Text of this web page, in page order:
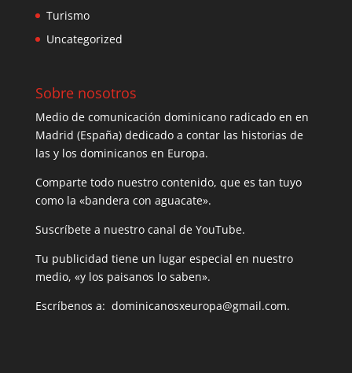
Turismo
Uncategorized
Sobre nosotros
Medio de comunicación dominicano radicado en en
Madrid (España) dedicado a contar las historias de
las y los dominicanos en Europa.
Comparte todo nuestro contenido, que es tan tuyo
como la «bandera con aguacate».
Suscríbete a nuestro canal de YouTube.
Tu publicidad tiene un lugar especial en nuestro
medio, «y los paisanos lo saben».
Escríbenos a: dominicanosxeuropa@gmail.com.